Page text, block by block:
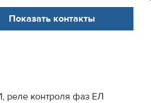
Показать контакты
реле контроля фаз ЕЛ